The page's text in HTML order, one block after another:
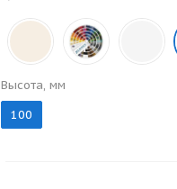
Высота, мм
100